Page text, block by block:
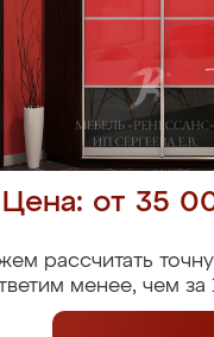
Цена: от 35
рассчитать
менее, чем за